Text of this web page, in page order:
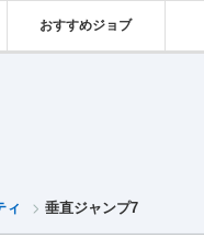
おすすめジョブ
ィ 垂直ジャンプ7